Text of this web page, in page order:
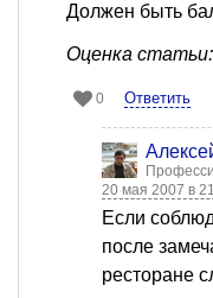
Должен быть
Оценка
0 Ответить
20 мая 2007 в
Если
после
ресторане